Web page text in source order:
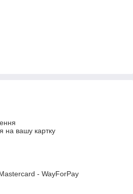
на вашу картку
- WayForPay